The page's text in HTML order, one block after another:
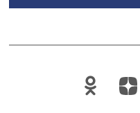
ведущих научных
и научного сотрудника
руководстве
(оппонент — старший